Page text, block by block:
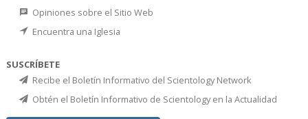
Opiniones sobre el Sitio Web
Encuentra una Iglesia
SUSCRÍBETE
Recibe el Boletín Informativo del Scientology Network
Obtén el Boletín Informativo de Scientology en la Actualidad